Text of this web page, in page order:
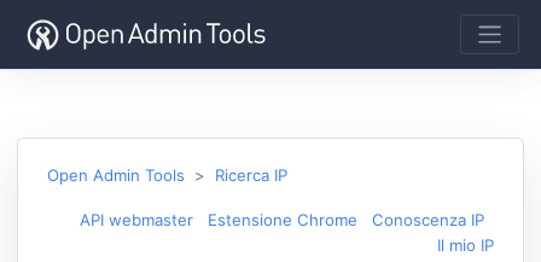
Open Admin Tools Ricerca IP
API webmaster Estensione Chrome
Conoscenza IP
Il mio IP